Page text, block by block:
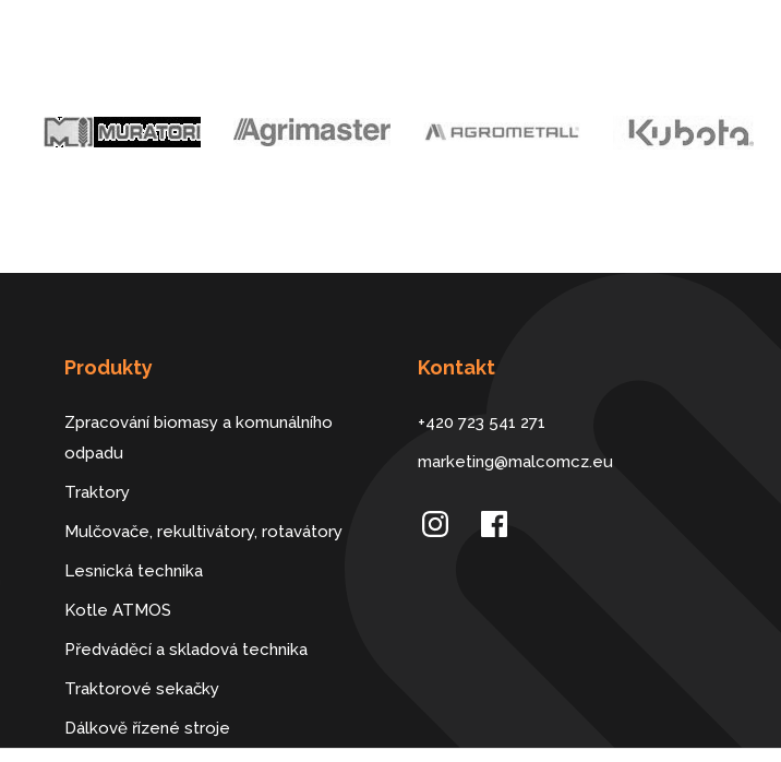
Produkty
Zpracování biomasy a komunálního
odpadu
Traktory
Mulčovače, rekultivátory, rotavátory
Lesnická technika
Kotle ATMOS
Předváděcí a skladová technika
Traktorové sekačky
Dálkově řízené stroje
Kontakt
+420 723 541 271
marketing@malcomcz.eu